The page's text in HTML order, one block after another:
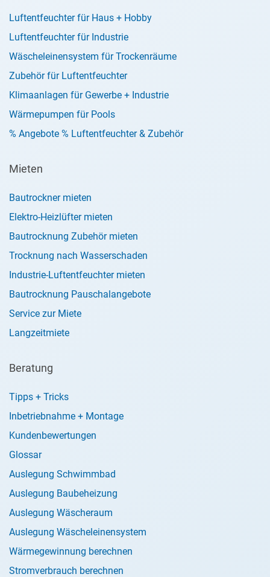
Luftentfeuchter für Haus + Hobby
Luftentfeuchter für Industrie
Wäscheleinensystem für Trockenräume
Zubehör für Luftentfeuchter
Klimaanlagen für Gewerbe + Industrie
Wärmepumpen für Pools
% Angebote % Luftentfeuchter & Zubehör
Mieten
Bautrockner mieten
Elektro-Heizlüfter mieten
Bautrocknung Zubehör mieten
Trocknung nach Wasserschaden
Industrie-Luftentfeuchter mieten
Bautrocknung Pauschalangebote
Service zur Miete
Langzeitmiete
Beratung
Tipps + Tricks
Inbetriebnahme + Montage
Kundenbewertungen
Glossar
Auslegung Schwimmbad
Auslegung Baubeheizung
Auslegung Wäscheraum
Auslegung Wäscheleinensystem
Wärmegewinnung berechnen
Stromverbrauch berechnen